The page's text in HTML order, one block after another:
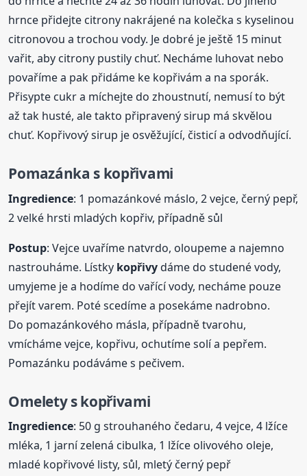
hrnce přidejte citrony nakrájené na kolečka s kyselinou
citronovou a trochou vody. Je dobré je ještě 15 minut
vařit, aby citrony pustily chuť. Necháme luhovat nebo
povaříme a pak přidáme ke kopřivám a na sporák.
Přisypte cukr a míchejte do zhoustnutí, nemusí to být
až tak husté, ale takto připravený sirup má skvělou
chuť. Kopřivový sirup je osvěžující, čisticí a odvodňující.
Pomazánka s kopřivami
Ingredience: 1 pomazánkové máslo, 2 vejce, černý pepř,
2 velké hrsti mladých kopřiv, případně sůl
Postup: Vejce uvaříme natvrdo, oloupeme a najemno
nastrouháme. Lístky kopřivydáme do studené vody,
umyjeme je a hodíme do vařící vody, necháme pouze
přejít varem. Poté scedíme a posekáme nadrobno.
Do pomazánkového másla, případně tvarohu,
vmícháme vejce, kopřivu, ochutíme solí a pepřem.
Pomazánku podáváme s pečivem.
Omelety s kopřivami
Ingredience: 50 g strouhaného čedaru, 4 vejce, 4 lžíce
mléka, 1 jarní zelená cibulka, 1 lžíce olivového oleje,
mladé kopřivové listy, sůl, mletý černý pepř